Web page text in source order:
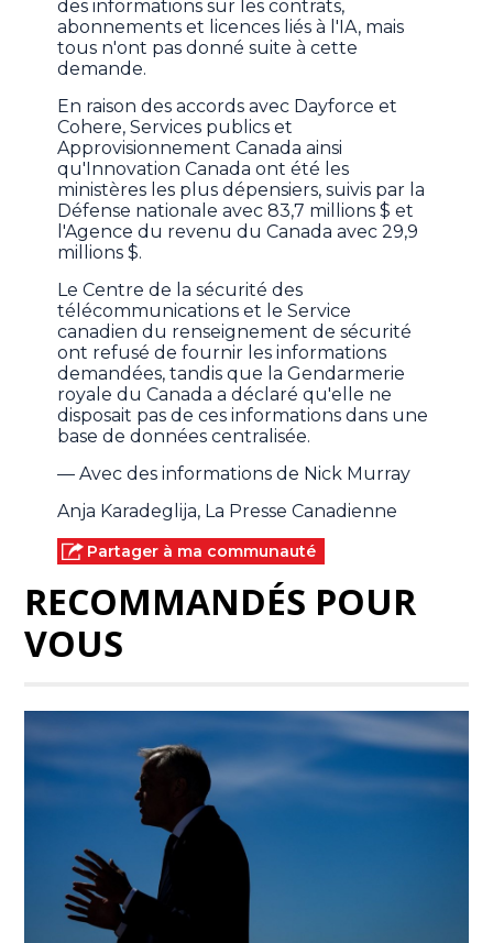
des informations sur les contrats,
abonnements et licences liés à l'IA, mais
tous n'ont pas donné suite à cette
demande.
En raison des accords avec Dayforce et
Cohere, Services publics et
Approvisionnement Canada ainsi
qu'Innovation Canada ont été les
ministères les plus dépensiers, suivis par la
Défense nationale avec 83,7 millions $ et
l'Agence du revenu du Canada avec 29,9
millions $.
Le Centre de la sécurité des
télécommunications et le Service
canadien du renseignement de sécurité
ont refusé de fournir les informations
demandées, tandis que la Gendarmerie
royale du Canada a déclaré qu'elle ne
disposait pas de ces informations dans une
base de données centralisée.
— Avec des informations de Nick Murray
Anja Karadeglija, La Presse Canadienne
Partager à ma communauté
RECOMMANDÉS POUR
VOUS